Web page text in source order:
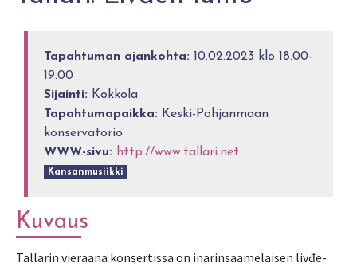
Tapahtuman ajankohta: 10.02.2023 klo 18.00-
19.00
Sijainti: Kokkola
Tapahtumapaikka: Keski-Pohjanmaan
konservatorio
WWW-sivu: http://www.tallari.net
Kansanmusiikki
Kuvaus
Tallarin vieraana konsertissa on inarinsaamelaisen livđe-